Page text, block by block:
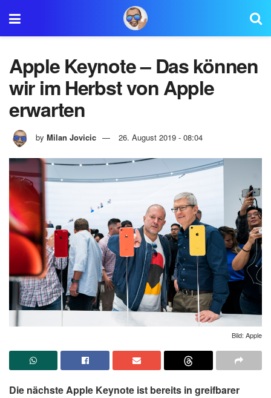
Apple Keynote – Das können
wir im Herbst von Apple
erwarten
by Milan Jovicic 26. August 2019 - 08:04
Bild: Apple
Die nächste Apple Keynote ist bereits in greifbarer